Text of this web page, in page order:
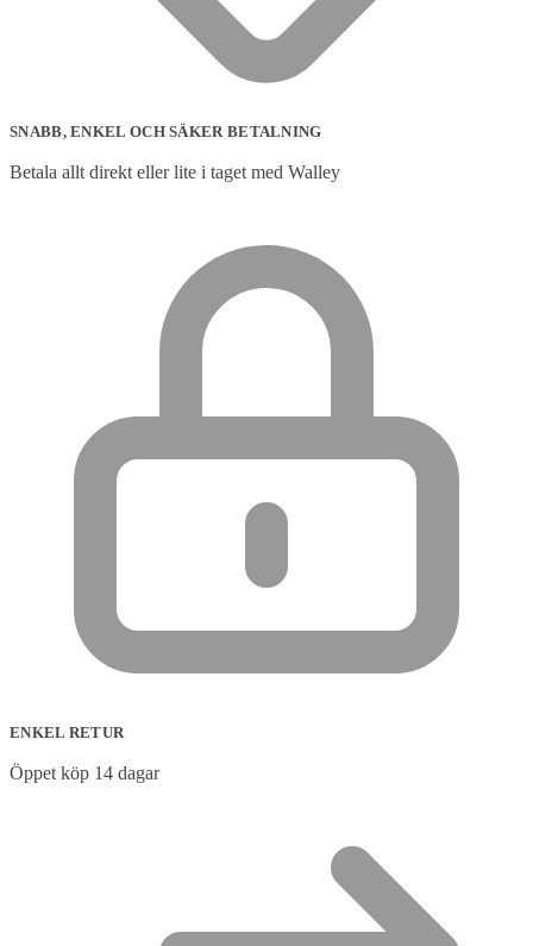
SNABB, ENKEL OCH SÄKER BETALNING
Betala allt direkt eller lite i taget med Walley
ENKEL RETUR
Öppet köp 14 dagar